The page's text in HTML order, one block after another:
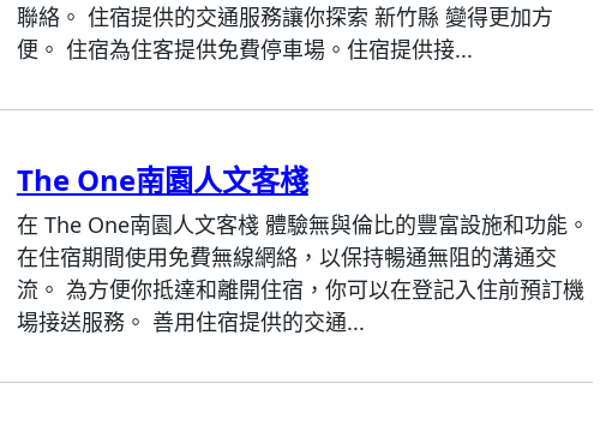
聯絡。 住宿提供的交通服務讓你探索 新竹縣 變得更加方
便。 住宿為住客提供免費停車場。住宿提供接...
The One南園人文客棧
在 The One南園人文客棧 體驗無與倫比的豐富設施和功能。
在住宿期間使用免費無線網絡，以保持暢通無阻的溝通交
流。 為方便你抵達和離開住宿，你可以在登記入住前預訂機
場接送服務。 善用住宿提供的交通...